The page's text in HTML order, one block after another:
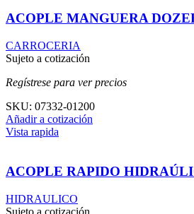
ACOPLE MANGUERA
CARROCERIA
Sujeto a cotización
Regístrese para ver precios
SKU: 07332-01200
Añadir a cotización
Vista rapida
ACOPLE RAPIDO
HIDRAULICO
Sujeto a cotización